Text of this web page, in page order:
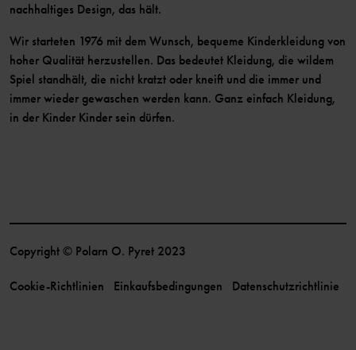
nachhaltiges Design, das hält.
Wir starteten 1976 mit dem Wunsch, bequeme Kinderkleidung von
hoher Qualität herzustellen. Das bedeutet Kleidung, die wildem
Spiel standhält, die nicht kratzt oder kneift und die immer und
immer wieder gewaschen werden kann. Ganz einfach Kleidung,
in der Kinder Kinder sein dürfen.
Copyright © Polarn O. Pyret 2023
Cookie-Richtlinien Einkaufsbedingungen Datenschutzrichtlinie